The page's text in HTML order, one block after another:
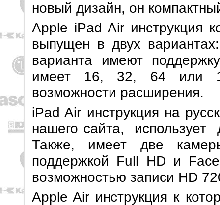
новый дизайн, он
Apple iPad Air инструкция
выпущен в двух
варианта имеют
имеет 16, 32, 64 или
возможности расширения.
iPad Air инструкция на
нашего сайта, использует
Также, имеет две
поддержкой Full HD и
возможностью записи HD
Apple Air инструкция к